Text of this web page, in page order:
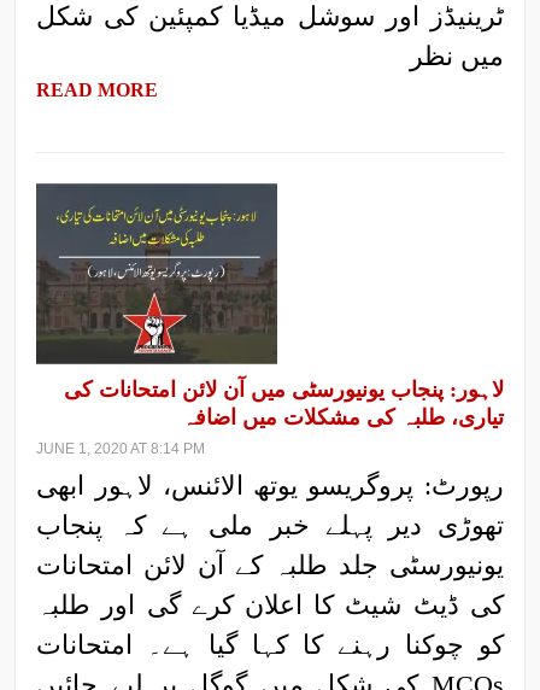
ٹرینیڈز اور سوشل میڈیا کمپئین کی شکل
میں نظر
READ MORE
لاہور: پنجاب یونیورسٹی میں آن لائن امتحانات کی
تیاری، طلبہ کی مشکلات میں اضافہ
JUNE 1, 2020 AT 8:14 PM
رپورٹ: پروگریسو یوتھ الائنس، لاہور ابھی
تھوڑی دیر پہلے خبر ملی ہے کہ پنجاب
یونیورسٹی جلد طلبہ کے آن لائن امتحانات
کی ڈیٹ شیٹ کا اعلان کرے گی اور طلبہ
کو چوکنا رہنے کا کہا گیا ہے۔ امتحانات